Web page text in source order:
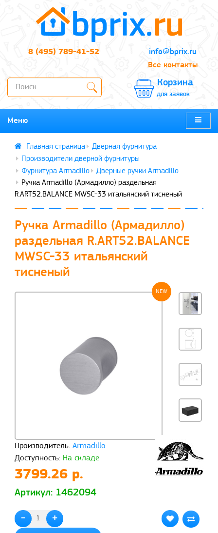
8 (495) 789-41-52
info@bprix.ru
Все контакты
Корзина
для заявок
Меню
Дверная фурнитура
Производители дверной фурнитуры
Фурнитура Armadillo
Дверные ручки Armadillo
Ручка Armadillo (Армадилло) раздельная
R.ART52.BALANCE MWSC-33 итальянский тисненый
Ручка Armadillo (Армадилло)
раздельная R.ART52.BALANCE
MWSC-33 итальянский
тисненый
NEW
Производитель: Armadillo
Доступность: На складе
3799.26 р.
Артикул: 1462094
- +